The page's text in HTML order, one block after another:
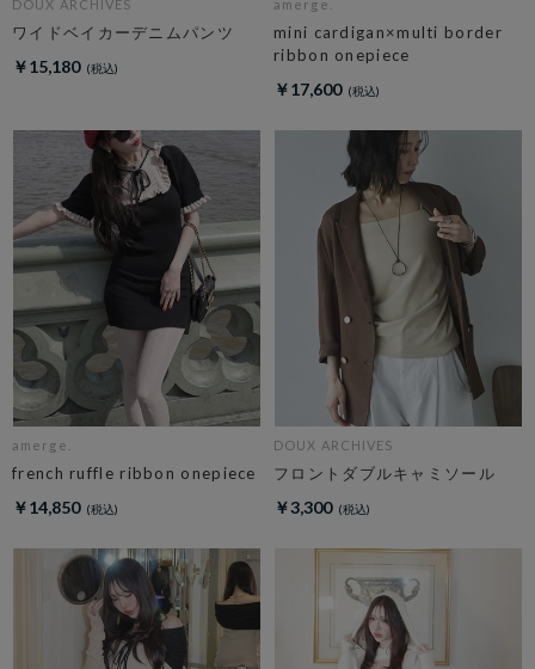
DOUX ARCHIVES
ワイドベイカーデニムパンツ
￥15,180
amerge.
mini cardigan×multi border
ribbon onepiece
￥17,600
amerge.
french ruffle ribbon onepiece
￥14,850
DOUX ARCHIVES
フロントダブルキャミソール
￥3,300